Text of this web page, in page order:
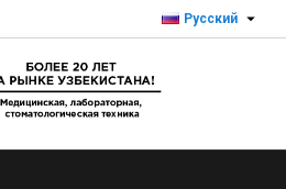
Русский 